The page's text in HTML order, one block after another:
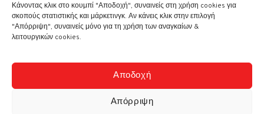
Κάνοντας κλικ στο κουμπί "Αποδοχή", συναινείς στη χρήση cookies για
σκοπούς στατιστικής και μάρκετινγκ. Αν κάνεις κλικ στην επιλογή
"Απόρριψη", συναινείς μόνο για τη χρήση των αναγκαίων &
λειτουργικών cookies.
Αποδοχή
Απόρριψη
Τηλ.: 210 3416200
Δευ - Παρ: 9:30 - 18:00